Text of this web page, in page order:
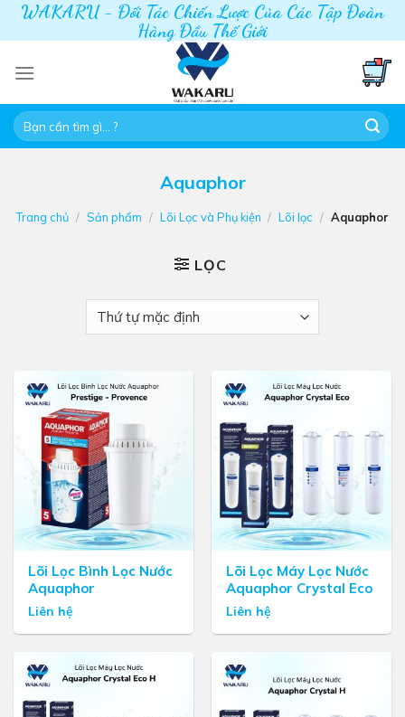
SkipWAKARU - Đối Tác Chiến Lược Của Các Tập Đoàn
Hàng Đầu Thế Giới
Tìm
kiếm:
Aquaphor
Trang chủ / Sản phẩm / Lõi Lọc và Phụ kiện / Lõi lọc / Aquaphor
LỌC
Lõi Lọc Bình Lọc Nước
Aquaphor
Liên hệ
Lõi Lọc Máy Lọc Nước
Aquaphor Crystal Eco
Liên hệ